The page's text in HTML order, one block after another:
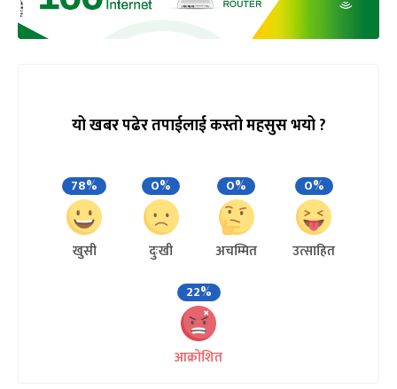
यो खबर पढेर तपाईलाई कस्तो महसुस भयो ?
78%
खुसी
0%
दुःखी
0%
अचम्मित
0%
उत्साहित
22%
आक्रोशित